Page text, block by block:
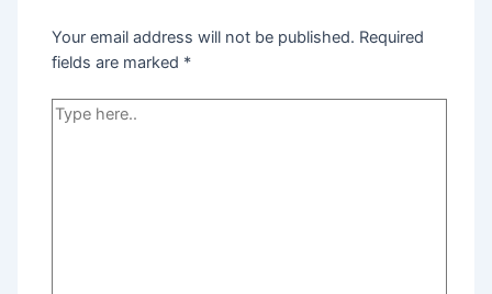
Your email address will not be published. Required
fields are marked *
Type